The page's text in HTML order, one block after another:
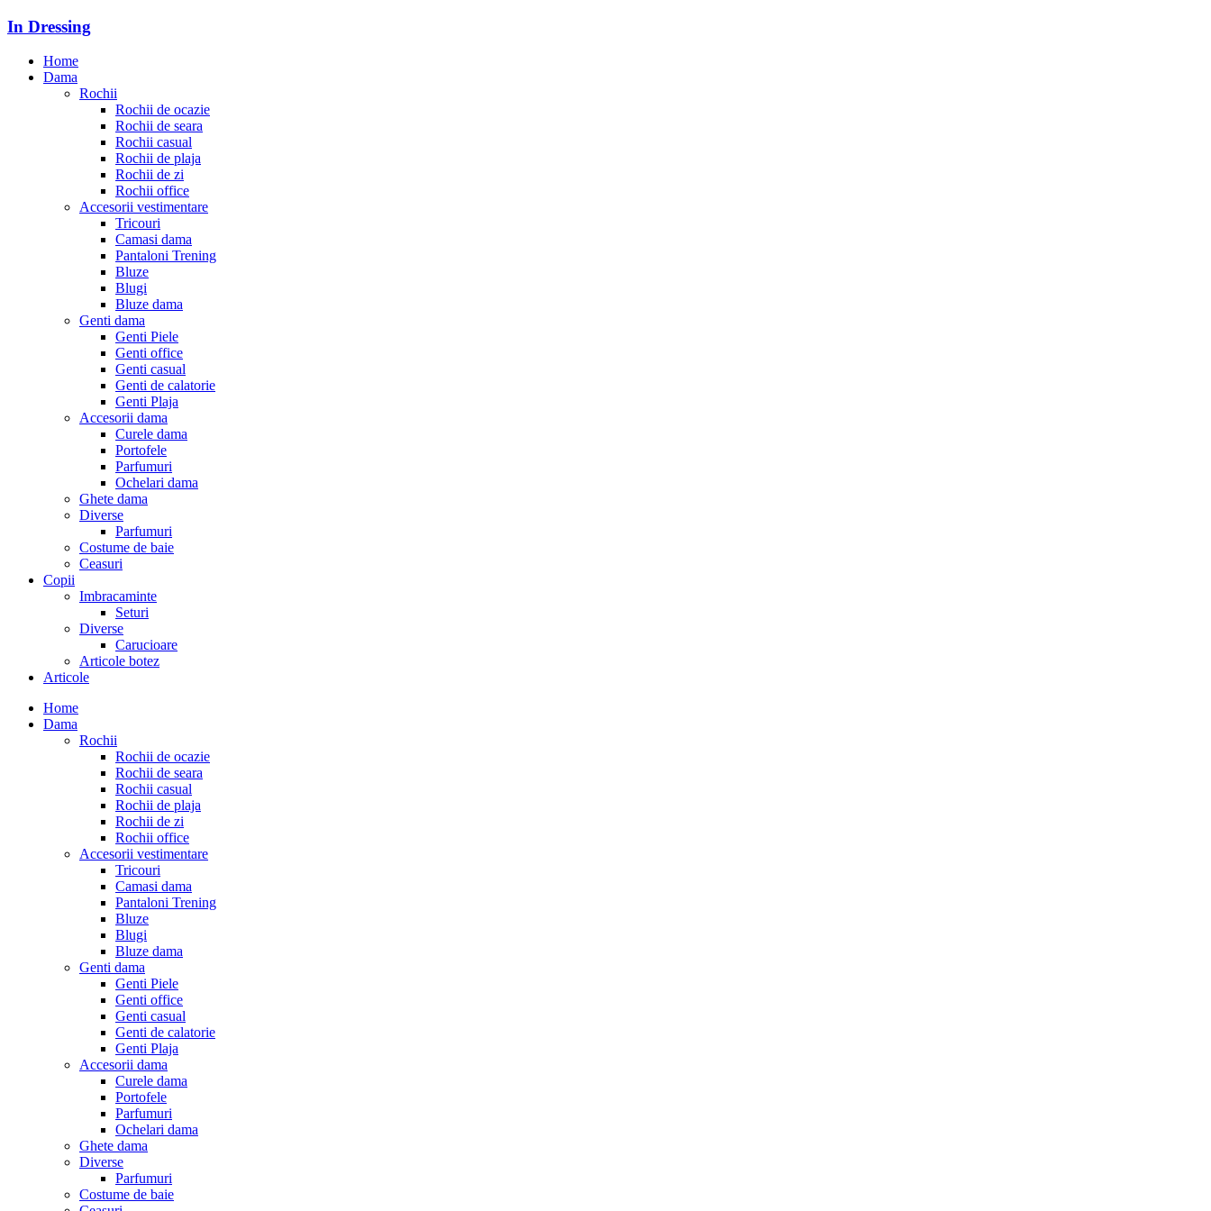
In Dressing
Home
Dama
Rochii
Rochii de ocazie
Rochii de seara
Rochii casual
Rochii de plaja
Rochii de zi
Rochii office
Accesorii vestimentare
Tricouri
Camasi dama
Pantaloni Trening
Bluze
Blugi
Bluze dama
Genti dama
Genti Piele
Genti office
Genti casual
Genti de calatorie
Genti Plaja
Accesorii dama
Curele dama
Portofele
Parfumuri
Ochelari dama
Ghete dama
Diverse
Parfumuri
Costume de baie
Ceasuri
Copii
Imbracaminte
Seturi
Diverse
Carucioare
Articole botez
Articole
Home
Dama
Rochii
Rochii de ocazie
Rochii de seara
Rochii casual
Rochii de plaja
Rochii de zi
Rochii office
Accesorii vestimentare
Tricouri
Camasi dama
Pantaloni Trening
Bluze
Blugi
Bluze dama
Genti dama
Genti Piele
Genti office
Genti casual
Genti de calatorie
Genti Plaja
Accesorii dama
Curele dama
Portofele
Parfumuri
Ochelari dama
Ghete dama
Diverse
Parfumuri
Costume de baie